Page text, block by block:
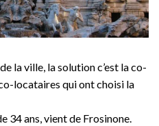
la ville, la solution c’est la co-
locataires qui ont choisi la
34 ans, vient de Frosinone.